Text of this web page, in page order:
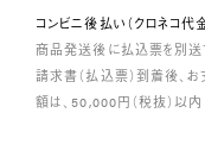
コンビニ後払い（クロネコ代
商品発送後に払込票を別送
請求書（払込票）到着後、
額は、50,000円（税抜）以内